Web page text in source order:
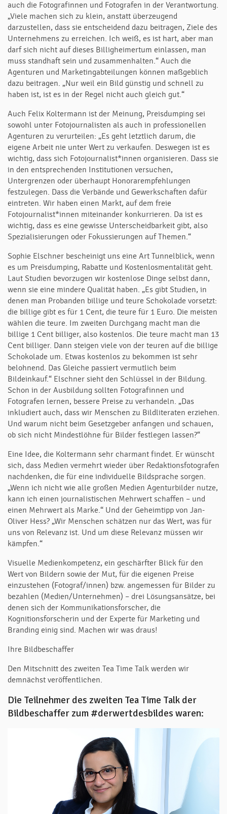
auch die Fotografinnen und Fotografen in der Verantwortung.
„Viele machen sich zu klein, anstatt überzeugend
darzustellen, dass sie entscheidend dazu beitragen, Ziele des
Unternehmens zu erreichen. Ich weiß, es ist hart, aber man
darf sich nicht auf dieses Billigheimertum einlassen, man
muss standhaft sein und zusammenhalten.“ Auch die
Agenturen und Marketingabteilungen können maßgeblich
dazu beitragen. „Nur weil ein Bild günstig und schnell zu
haben ist, ist es in der Regel nicht auch gleich gut.“
Auch Felix Koltermann ist der Meinung, Preisdumping sei
sowohl unter Fotojournalisten als auch in professionellen
Agenturen zu verurteilen: „Es geht letztlich darum, die
eigene Arbeit nie unter Wert zu verkaufen. Deswegen ist es
wichtig, dass sich Fotojournalist*innen organisieren. Dass sie
in den entsprechenden Institutionen versuchen,
Untergrenzen oder überhaupt Honorarempfehlungen
festzulegen. Dass die Verbände und Gewerkschaften dafür
eintreten. Wir haben einen Markt, auf dem freie
Fotojournalist*innen miteinander konkurrieren. Da ist es
wichtig, dass es eine gewisse Unterscheidbarkeit gibt, also
Spezialisierungen oder Fokussierungen auf Themen.“
Sophie Elschner bescheinigt uns eine Art Tunnelblick, wenn
es um Preisdumping, Rabatte und Kostenlosmentalität geht.
Laut Studien bevorzugen wir kostenlose Dinge selbst dann,
wenn sie eine mindere Qualität haben. „Es gibt Studien, in
denen man Probanden billige und teure Schokolade vorsetzt:
die billige gibt es für 1 Cent, die teure für 1 Euro. Die meisten
wählen die teure. Im zweiten Durchgang macht man die
billige 1 Cent billiger, also kostenlos. Die teure macht man 13
Cent billiger. Dann steigen viele von der teuren auf die billige
Schokolade um. Etwas kostenlos zu bekommen ist sehr
belohnend. Das Gleiche passiert vermutlich beim
Bildeinkauf.“ Elschner sieht den Schlüssel in der Bildung.
Schon in der Ausbildung sollten Fotografinnen und
Fotografen lernen, bessere Preise zu verhandeln. „Das
inkludiert auch, dass wir Menschen zu Bildliteraten erziehen.
Und warum nicht beim Gesetzgeber anfangen und schauen,
ob sich nicht Mindestlöhne für Bilder festlegen lassen?“
Eine Idee, die Koltermann sehr charmant findet. Er wünscht
sich, dass Medien vermehrt wieder über Redaktionsfotografen
nachdenken, die für eine individuelle Bildsprache sorgen.
„Wenn ich nicht wie alle großen Medien Agenturbilder nutze,
kann ich einen journalistischen Mehrwert schaffen – und
einen Mehrwert als Marke.“ Und der Geheimtipp von Jan-
Oliver Hess? „Wir Menschen schätzen nur das Wert, was für
uns von Relevanz ist. Und um diese Relevanz müssen wir
kämpfen.“
Visuelle Medienkompetenz, ein geschärfter Blick für den
Wert von Bildern sowie der Mut, für die eigenen Preise
einzustehen (Fotograf/innen) bzw. angemessen für Bilder zu
bezahlen (Medien/Unternehmen) – drei Lösungsansätze, bei
denen sich der Kommunikationsforscher, die
Kognitionsforscherin und der Experte für Marketing und
Branding einig sind. Machen wir was draus!
Ihre Bildbeschaffer
Den Mitschnitt des zweiten Tea Time Talk werden wir
demnächst veröffentlichen.
Die Teilnehmer des zweiten Tea Time Talk der
Bildbeschaffer zum #derwertdesbildes waren: